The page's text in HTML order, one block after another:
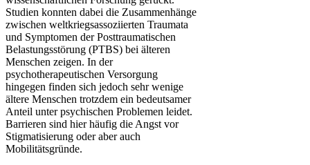
Studien konnten dabei die Zusammenhänge
zwischen weltkriegsassoziierten Traumata
und Symptomen der Posttraumatischen
Belastungsstörung (PTBS) bei älteren
Menschen zeigen. In der
psychotherapeutischen Versorgung
hingegen finden sich jedoch sehr wenige
ältere Menschen trotzdem ein bedeutsamer
Anteil unter psychischen Problemen leidet.
Barrieren sind hier häufig die Angst vor
Stigmatisierung oder aber auch
Mobilitätsgründe.